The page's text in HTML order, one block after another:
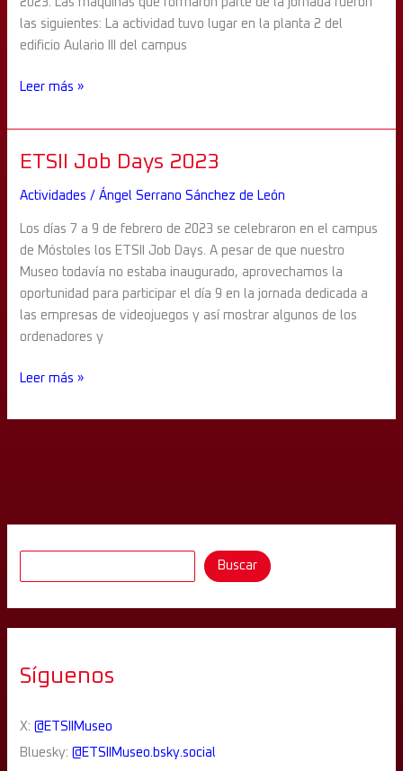
las siguientes: La actividad tuvo lugar en la planta 2 del
edificio Aulario III del campus
Leer más »
ETSII Job Days 2023
Actividades /Ángel Serrano Sánchez de León
Los días 7 a 9 de febrero de 2023 se celebraron en el campus
de Móstoles los ETSII Job Days. A pesar de que nuestro
Museo todavía no estaba inaugurado, aprovechamos la
oportunidad para participar el día 9 en la jornada dedicada a
las empresas de videojuegos y así mostrar algunos de los
ordenadores y
ETSII
Days
2023
Leer más »
Buscar
Síguenos
X:@ETSIIMuseo
Bluesky:@ETSIIMuseo.bsky.social